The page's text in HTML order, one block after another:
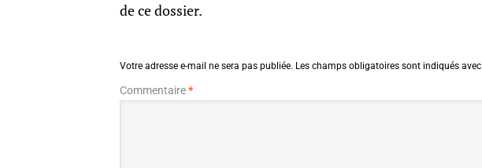
de ce dossier.
Votre adresse e-mail ne sera pas publiée. Les champs obligatoires sont indiqués avec
Commentaire*